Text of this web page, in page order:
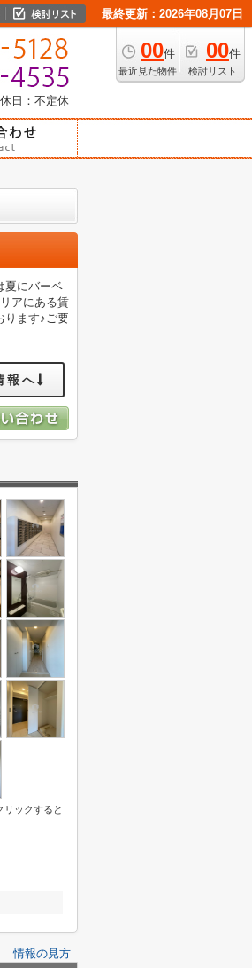
最終更新：2026年08月07日
00件
最近見た物件
00件
検討リスト
日：不定休
夏にバーベ
アにある賃
ります♪ご要
報へ
ックすると
情報の見方